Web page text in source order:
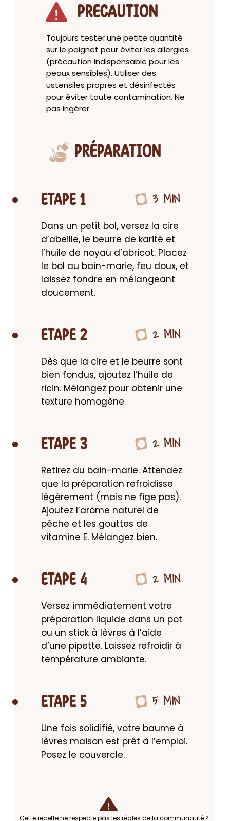
PRECAUTION
Toujours tester une petite quantité
sur le poignet pour éviter les allergies
(précaution indispensable pour les
peaux sensibles). Utiliser des
ustensiles propres et désinfectés
pour éviter toute contamination. Ne
pas ingérer.
PRÉPARATION
ETAPE 1 3 MIN
Dans un petit bol, versez la cire
d’abeille, le beurre de karité et
l’huile de noyau d’abricot. Placez
le bol au bain-marie, feu doux, et
laissez fondre en mélangeant
doucement.
ETAPE 2 2 MIN
Dès que la cire et le beurre sont
bien fondus, ajoutez l’huile de
ricin. Mélangez pour obtenir une
texture homogène.
ETAPE 3 2 MIN
Retirez du bain-marie. Attendez
que la préparation refroidisse
légèrement (mais ne fige pas).
Ajoutez l’arôme naturel de
pêche et les gouttes de
vitamine E. Mélangez bien.
ETAPE 4 2 MIN
Versez immédiatement votre
préparation liquide dans un pot
ou un stick à lèvres à l’aide
d’une pipette. Laissez refroidir à
température ambiante.
ETAPE 5 5 MIN
Une fois solidifié, votre baume à
lèvres maison est prêt à l’emploi.
Posez le couvercle.
Cette recette ne respecte pas les règles de la communauté ?